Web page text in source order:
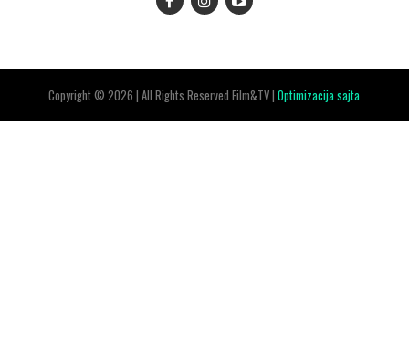
Copyright © 2026 | All Rights Reserved Film&TV |Optimizacija sajta